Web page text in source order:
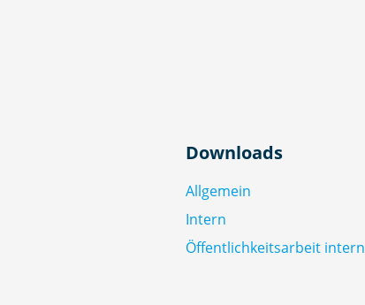
Downloads
Allgemein
Intern
Öffentlichkeitsarbeit intern